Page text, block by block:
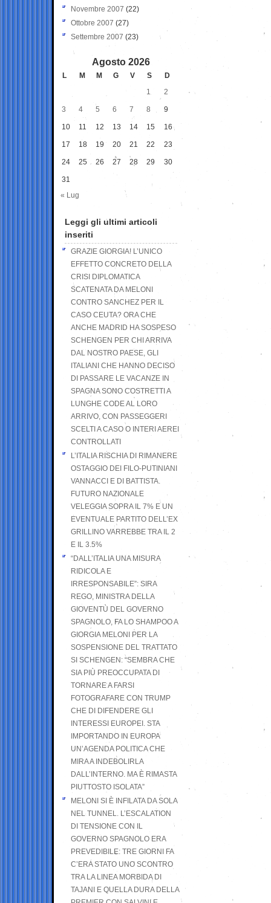
Novembre 2007 (22)
Ottobre 2007 (27)
Settembre 2007 (23)
Agosto 2026
L M M G V S
D
1
2
3 4 5 6 7 8 9
10 11 12 13 14 15 16
17 18 19 20 21 22 23
24 25 26 27 28 29 30
31
« Lug
Leggi gli ultimi articoli
inseriti
GRAZIE GIORGIA! L’UNICO
EFFETTO CONCRETO DELLA
CRISI DIPLOMATICA
SCATENATA DA MELONI
CONTRO SANCHEZ PER IL
CASO CEUTA? ORA CHE
ANCHE MADRID HA SOSPESO
SCHENGEN PER CHI ARRIVA
DAL NOSTRO PAESE, GLI
ITALIANI CHE HANNO DECISO
DI PASSARE LE VACANZE IN
SPAGNA SONO COSTRETTI A
LUNGHE CODE AL LORO
ARRIVO, CON PASSEGGERI
SCELTI A CASO O INTERI AEREI
CONTROLLATI
L’ITALIA RISCHIA DI RIMANERE
OSTAGGIO DEI FILO-PUTINIANI
VANNACCI E DI BATTISTA.
FUTURO NAZIONALE
VELEGGIA SOPRA IL 7% E UN
EVENTUALE PARTITO DELL’EX
GRILLINO VARREBBE TRA IL 2
E IL 3.5%
“DALL’ITALIA UNA MISURA
RIDICOLA E
IRRESPONSABILE”: SIRA
REGO, MINISTRA DELLA
GIOVENTÙ DEL GOVERNO
SPAGNOLO, FA LO SHAMPOO A
GIORGIA MELONI PER LA
SOSPENSIONE DEL TRATTATO
SI SCHENGEN: “SEMBRA CHE
SIA PIÙ PREOCCUPATA DI
TORNARE A FARSI
FOTOGRAFARE CON TRUMP
CHE DI DIFENDERE GLI
INTERESSI EUROPEI. STA
IMPORTANDO IN EUROPA
UN’AGENDA POLITICA CHE
MIRA A INDEBOLIRLA
DALL’INTERNO. MA È RIMASTA
PIUTTOSTO ISOLATA”
MELONI SI È INFILATA DA SOLA
NEL TUNNEL. L’ESCALATION
DI TENSIONE CON IL
GOVERNO SPAGNOLO ERA
PREVEDIBILE: TRE GIORNI FA
C’ERA STATO UNO SCONTRO
TRA LA LINEA MORBIDA DI
TAJANI E QUELLA DURA DELLA